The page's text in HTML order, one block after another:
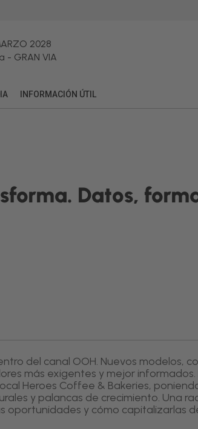
2028
- GRAN VIA
INFORMACIÓN ÚTIL
Datos,
del canal OOH. Nuevos modelos,
más exigentes y mejor informados.
Heroes Coffee & Bakeries,
y palancas de crecimiento. Una
oportunidades y cómo capitalizarlas